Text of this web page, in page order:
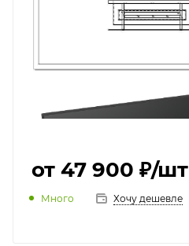
от 47 900 ₽/шт
Много Хочу дешевле